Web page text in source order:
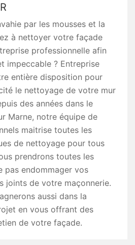
par les mousses et la
à nettoyer votre façade
professionnelle afin
impeccable ? Entreprise
entière disposition pour
le nettoyage de votre mur
des années dans le
Marne, notre équipe de
maitrise toutes les
de nettoyage pour tous
prendrons toutes les
pas endommager vos
joints de votre maçonnerie.
aussi dans la
en vous offrant des
de votre façade.